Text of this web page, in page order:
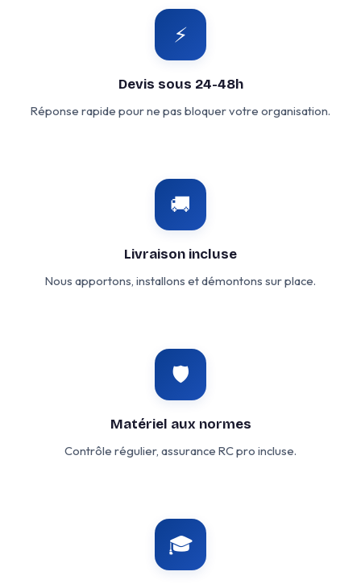
⚡
Devis sous 24-48h
Réponse rapide pour ne pas bloquer votre organisation.
🚚
Livraison incluse
Nous apportons, installons et démontons sur place.
🛡️
Matériel aux normes
Contrôle régulier, assurance RC pro incluse.
🎓